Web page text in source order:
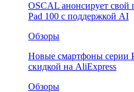
OSCAL анонсирует
Pad 100 с поддержкой AI
Обзоры
Новые смартфоны серии
скидкой на AliExpress
Обзоры